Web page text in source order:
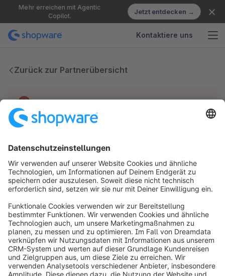
Mehr erreichen mit Agentic
Copilot.
Jetzt entdecken →
Kontaktiere uns
Zurück zur Partnerübersicht
Technische Probleme
info@shopware.com
Über Shopware